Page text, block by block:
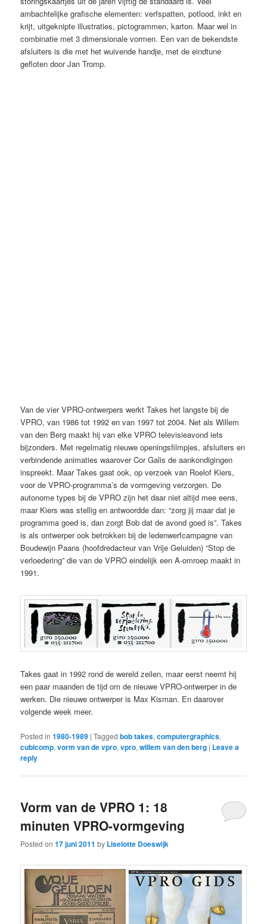
ambachtelijke grafische elementen: verfspatten, potlood, inkt en
krijt, uitgeknipte illustraties, pictogrammen, karton. Maar wel in
combinatie met 3 dimensionale vormen. Een van de bekendste
afsluiters is die met het wuivende handje, met de eindtune
gefloten door Jan Tromp.
Van de vier VPRO-ontwerpers werkt Takes het langste bij de
VPRO, van 1986 tot 1992 en van 1997 tot 2004. Net als Willem
van den Berg maakt hij van elke VPRO televisieavond iets
bijzonders. Met regelmatig nieuwe openingsfilmpjes, afsluiters en
verbindende animaties waarover Cor Galis de aankondigingen
inspreekt. Maar Takes gaat ook, op verzoek van Roelof Kiers,
voor de VPRO-programma’s de vormgeving verzorgen. De
autonome types bij de VPRO zijn het daar niet altijd mee eens,
maar Kiers was stellig en antwoordde dan: “zorg jij maar dat je
programma goed is, dan zorgt Bob dat de avond goed is”. Takes
is als ontwerper ook betrokken bij de ledenwerfcampagne van
Boudewijn Paans (hoofdredacteur van Vrije Geluiden) “Stop de
verloedering” die van de VPRO eindelijk een A-omroep maakt in
1991.
Takes gaat in 1992 rond de wereld zeilen, maar eerst neemt hij
een paar maanden de tijd om de nieuwe VPRO-ontwerper in de
werken. Die nieuwe ontwerper is Max Kisman. En daarover
volgende week meer.
Posted in 1980-1989 |Tagged bob takes,computergraphics,
cubicomp,vorm van de vpro,vpro,willem van den berg | Leave a
reply
Vorm van de VPRO 1: 18
minuten VPRO-vormgeving
Posted on17 juni 2011 by Liselotte Doeswijk